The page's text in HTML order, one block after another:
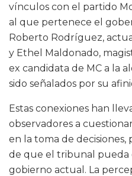
vínculos con el partido
al que pertenece el
Roberto Rodríguez,
y Ethel Maldonado,
ex candidata de MC a la
sido señalados por su
Estas conexiones han
observadores a
en la toma de
de que el tribunal pueda
gobierno actual. La